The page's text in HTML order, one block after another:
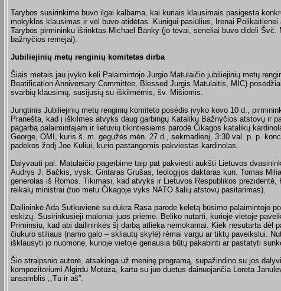
Tarybos susirinkime buvo ilgai kalbama, kai kuriais klausimais pasigesta
mokyklos klausimas ir vėl buvo atidėtas. Kunigui pasiūlius, Irenai
Tarybos pirmininku išrinktas Michael Banky (jo tėvai, seneliai buvo dideli Švč.
bažnyčios rėmėjai).
Jubiliejinių metų renginių komitetas dirba
Šiais metais jau įvyko keli Palaimintojo Jurgio Matulaičio jubiliejinių metų
Beatification Anniversary Committee, Blessed Jurgis Matulaitis, MIC)
svarbių klausimų, susijusių su iškilmėmis, šv. Mišiomis.
Jungtinis Jubiliejinių metų renginių komiteto posėdis įvyko kovo 10 d.,
Pranešta, kad į iškilmes atvyks daug garbingų Katalikų Bažnyčios atstovų ir
pagarbą palaimintajam ir lietuvių tikintiesiems parodė Čikagos katalikų
George, OMI, kuris š. m. gegužės mėn. 27 d., sekmadienį, 3:30 val. p. p.
padėkos žodį Joe Kuliui, kurio pastangomis pakviestas kardinolas.
Dalyvauti pal. Matulaičio pagerbime taip pat pakviesti aukšti Lietuvos
Audrys J. Bačkis, vysk. Gintaras Grušas, teologijos daktaras kun. Tomas
generolas iš Romos. Tikimasi, kad atvyks ir Lietuvos Respublikos prezidentė,
reikalų ministrai (tuo metu Čikagoje vyks NATO šalių atstovų pasitarimas).
Dailininkė Ada Sutkuvienė su dukra Rasa parodė keletą būsimo palaimintojo
eskizų. Susirinkusieji maloniai juos priėmė. Beliko nutarti, kurioje vietoje
Priminsiu, kad abi dailininkės šį darbą atlieka nemokamai. Kiek nesutarta dėl
čiukuro stiliaus (namo galo – skliautų skylė) rėmai vargu ar tiktų paveikslui.
išklausyti jo nuomonę, kurioje vietoje geriausia būtų pakabinti ar pastatyti
Šio straipsnio autorė, atsakinga už meninę programą, supažindino su jos
kompozitoriumi Algirdu Motūza, kartu su juo duetus dainuojančia Loreta
ansamblis ,,Tu ir aš”.